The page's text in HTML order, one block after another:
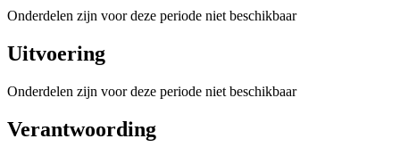
Onderdelen zijn voor deze periode niet beschikbaar
Uitvoering
Onderdelen zijn voor deze periode niet beschikbaar
Verantwoording